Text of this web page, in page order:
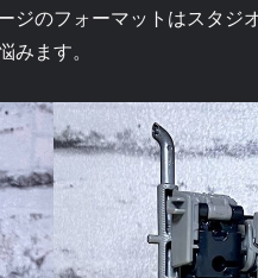
のフォーマットはスタジ
ます。